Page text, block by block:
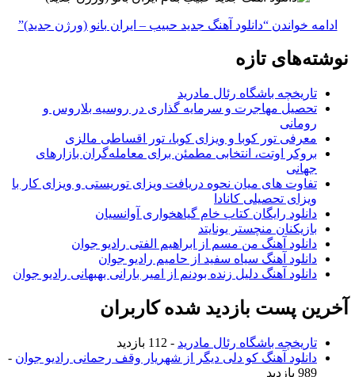
ادامه خواندن “دانلود آهنگ جدید حبیب – ایران بانو (ورژن جدید)”
نوشته‌های تازه
تاریخچه باشگاه رئال مادرید
تحصیل مهاجرت و سرمایه گذاری در روسیه بلاروس و
رومانی
معرفی تور کوبا و ویزای کوبا، تور اقساطی مالزی
بروکر اوتت، انتخابی مطمئن برای معامله‌گران بازارهای
جهانی
تفاوت های میان نحوه دریافت ویزای توریستی و ویزای کار با
ویزای تحصیلی کانادا
دانلود رایگان کتاب خام گیاهخواری آوانسیان
بازیکنان منچستر یونایتد
دانلود آهنگ من مسم از ابراهیم الفتی رادیو جوان
دانلود آهنگ سیاه سفید از حامیم رادیو جوان
دانلود آهنگ دلیل زنده بودنم از امیر بارانی بهبهانی رادیو جوان
آخرین پست بازدید شده کاربران
تاریخچه باشگاه رئال مادرید - 112 بازدید
دانلود آهنگ کو دلی دیگر از شهریار وقف رحمانی رادیو جوان -
989 بازدید